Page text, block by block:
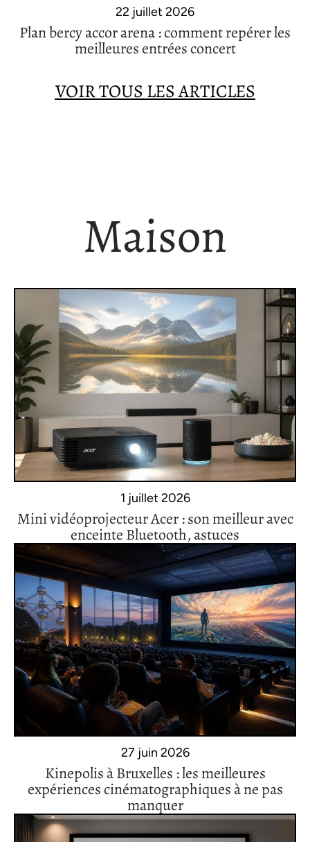
22 juillet 2026
Plan bercy accor arena : comment repérer les
meilleures entrées concert
VOIR TOUS LES ARTICLES
Maison
1 juillet 2026
Mini vidéoprojecteur Acer : son meilleur avec
enceinte Bluetooth, astuces
27 juin 2026
Kinepolis à Bruxelles : les meilleures
expériences cinématographiques à ne pas
manquer